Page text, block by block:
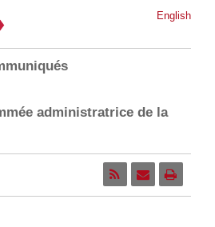
English
administratrice de la